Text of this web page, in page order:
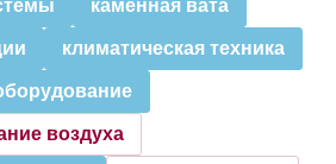
каменная вата
климатическая техника
воздуха